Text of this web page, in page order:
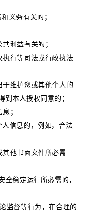
义务有关的；
利益有关的；
执行等司法或行政执法
于维护您或其他个人的
到本人授权同意的；
；
人信息的，例如，合法
其他书面文件所必需
全稳定运行所必需的，
监督等行为，在合理的